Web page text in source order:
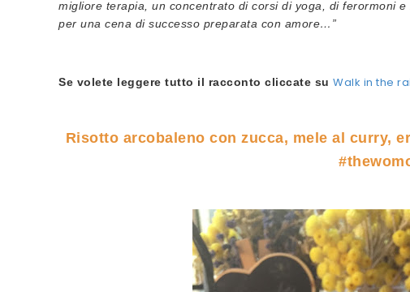
migliore terapia, un concentrato di corsi di yoga, di ferormoni
per una cena di successo preparata con amore…”
Se volete leggere tutto il racconto cliccate su Walk in the
Risotto arcobaleno con zucca, mele al curry,